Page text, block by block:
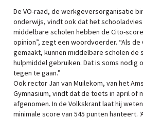
De VO-raad, de werkgeversorganisatie
onderwijs, vindt ook dat het
middelbare scholen hebben de Cito-
opinion”, zegt een woordvoerder. “Als
gemaakt, kunnen middelbare scholen
hulpmiddel gebruiken. Dat is soms nodig
tegen te gaan.”
Ook rector Jan van Muilekom, van het
Gymnasium, vindt dat de toets in april of
afgenomen. In de Volkskrant laat hij
minimale score van 545 punten hanteert.